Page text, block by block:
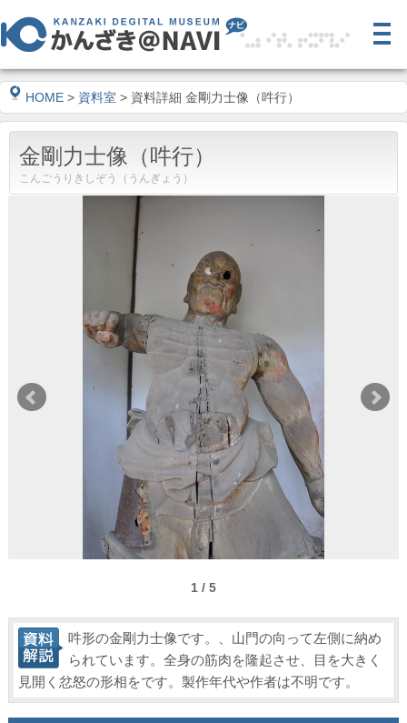
HOME > 資料室 > 資料詳細 金剛力士像（吽行）
金剛力士像（吽行）
こんごうりきしぞう（うんぎょう）
1 / 5
吽形の金剛力士像です。、山門の向って左側に納め
られています。全身の筋肉を隆起させ、目を大きく
見開く忿怒の形相をです。製作年代や作者は不明です。